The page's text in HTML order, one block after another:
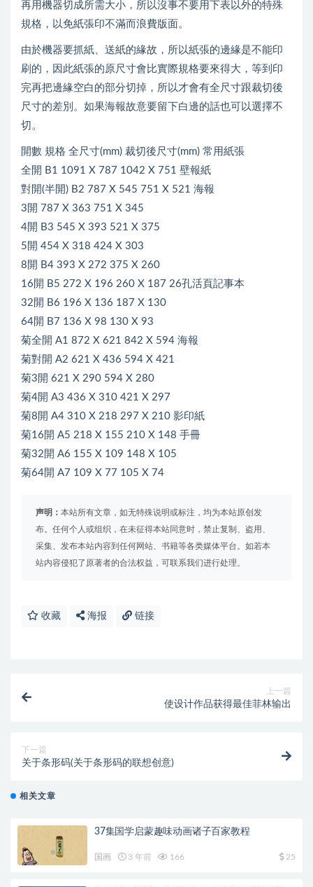
再用機器切成所需大小，所以沒事不要用下表以外的特殊
規格，以免紙張印不滿而浪費版面。
由於機器要抓紙、送紙的緣故，所以紙張的邊緣是不能印
刷的，因此紙張的原尺寸會比實際規格要來得大，等到印
完再把邊緣空白的部分切掉，所以才會有全尺寸跟裁切後
尺寸的差別。如果海報故意要留下白邊的話也可以選擇不
切。
開數 規格 全尺寸(mm) 裁切後尺寸(mm) 常用紙張
全開 B1 1091 X 787 1042 X 751 壁報紙
對開(半開) B2 787 X 545 751 X 521 海報
3開 787 X 363 751 X 345
4開 B3 545 X 393 521 X 375
5開 454 X 318 424 X 303
8開 B4 393 X 272 375 X 260
16開 B5 272 X 196 260 X 187 26孔活頁記事本
32開 B6 196 X 136 187 X 130
64開 B7 136 X 98 130 X 93
菊全開 A1 872 X 621 842 X 594 海報
菊對開 A2 621 X 436 594 X 421
菊3開 621 X 290 594 X 280
菊4開 A3 436 X 310 421 X 297
菊8開 A4 310 X 218 297 X 210 影印紙
菊16開 A5 218 X 155 210 X 148 手冊
菊32開 A6 155 X 109 148 X 105
菊64開 A7 109 X 77 105 X 74
声明： 本站所有文章，如无特殊说明或标注，均为本站原创发
布。任何个人或组织，在未征得本站同意时，禁止复制、盗用、
采集、发布本站内容到任何网站、书籍等各类媒体平台。如若本
站内容侵犯了原著者的合法权益，可联系我们进行处理。
收藏 海报 链接
上一篇
使设计作品获得最佳菲林输出
下一篇
关于条形码(关于条形码的联想创意)
相关文章
37集国学启蒙趣味动画诸子百家教程
国画 3 年前 166 25